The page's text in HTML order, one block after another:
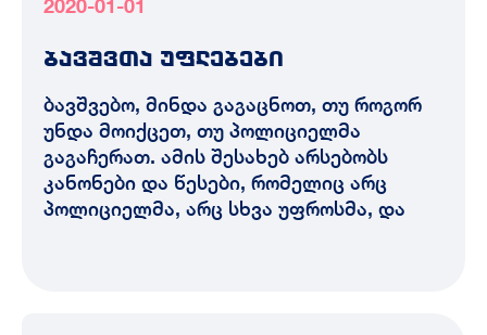
2020-01-01
ბავშვთა უფლებები
ბავშვებო, მინდა გაგაცნოთ, თუ როგორ
უნდა მოიქცეთ, თუ პოლიციელმა
გაგაჩერათ. ამის შესახებ არსებობს
კანონები და წესები, რომელიც არც
პოლიციელმა, არც სხვა უფროსმა, და